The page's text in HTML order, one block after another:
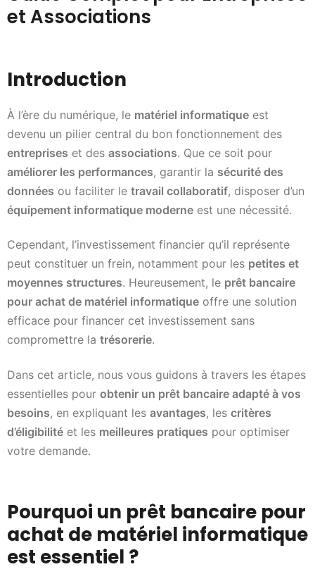
et Associations
Introduction
À l’ère du numérique, le matériel informatique est
devenu un pilier central du bon fonctionnement des
entreprises et des associations. Que ce soit pour
améliorer les performances, garantir la sécurité des
données ou faciliter le travail collaboratif, disposer d’un
équipement informatique moderne est une nécessité.
Cependant, l’investissement financier qu’il représente
peut constituer un frein, notamment pour les petites et
moyennes structures. Heureusement, le prêt bancaire
pour achat de matériel informatique offre une solution
efficace pour financer cet investissement sans
compromettre la trésorerie.
Dans cet article, nous vous guidons à travers les étapes
essentielles pour obtenir un prêt bancaire adapté à vos
besoins, en expliquant les avantages, les critères
d’éligibilité et les meilleures pratiques pour optimiser
votre demande.
Pourquoi un prêt bancaire pour
achat de matériel informatique
est essentiel ?